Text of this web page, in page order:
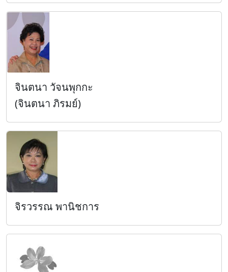
จินตนา วัจนพุกกะ
(จินตนา ภิรมย์)
จิรวรรณ พานิชการ